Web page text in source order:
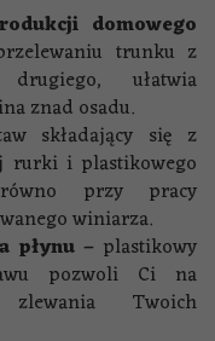
domowego
trunku z
ułatwia
znad osadu.
składający się z
rurki i plastikowego
przy pracy
winiarza.
płynu –plastikowy
pozwoli Ci na
zlewania Twoich